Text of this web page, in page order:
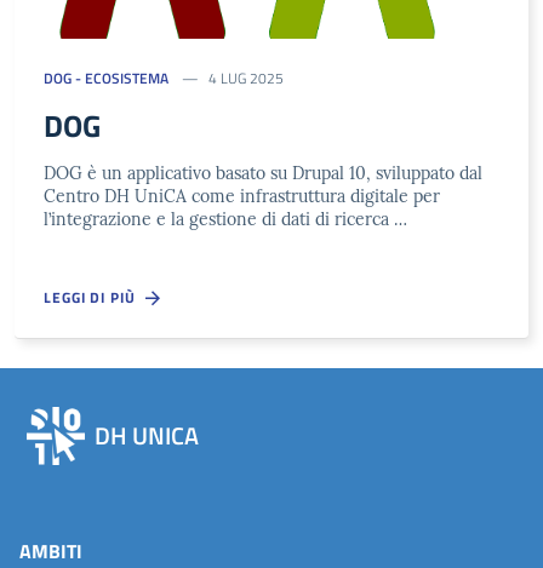
DOG - ECOSISTEMA 4 LUG 2025
DOG
DOG è un applicativo basato su Drupal 10, sviluppato dal
Centro DH UniCA come infrastruttura digitale per
l’integrazione e la gestione di dati di ricerca …
LEGGI DI PIÙ
DH UNICA
AMBITI